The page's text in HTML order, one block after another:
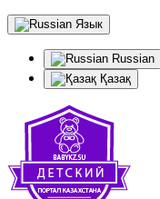
Язык
Russian
Қазақ